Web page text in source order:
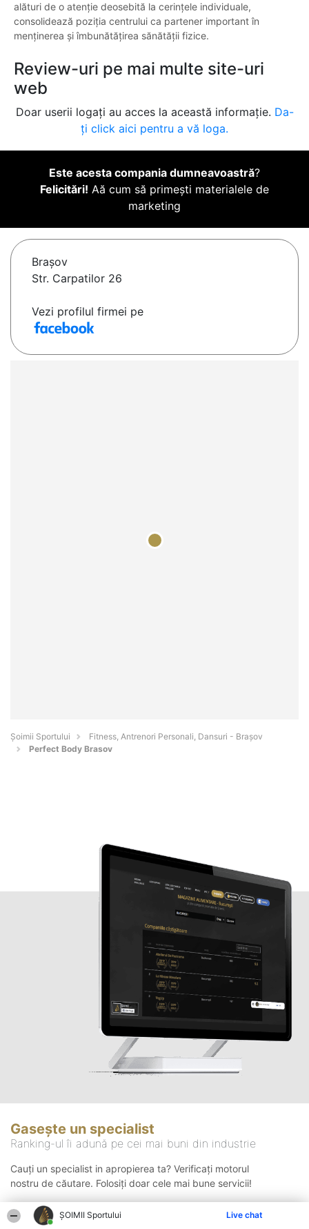
ȘOIMII Sportului Live chat
alături de o atenție deosebită la cerințele individuale,
consolidează poziția centrului ca partener important în
menținerea și îmbunătățirea sănătății fizice.
Review-uri pe mai multe site-uri
web
Doar userii logați au acces la această informație. Da-
ți click aici pentru a vă loga.
Este acesta compania dumneavoastră?
Felicitări! Aă cum să primești materialele de
marketing
Braşov
Str. Carpatilor 26
Vezi profilul firmei pe
Șoimii Sportului
Fitness, Antrenori Personali, Dansuri - Braşov
Perfect Body Brasov
Gasește un specialist
Ranking-ul îi adună pe cei mai buni din industrie
Cauți un specialist in apropierea ta? Verificați motorul
nostru de căutare. Folosiți doar cele mai bune servicii!